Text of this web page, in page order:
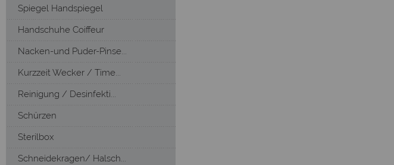
Spiegel Handspiegel
Handschuhe Coiffeur
Nacken-und Puder-Pinse...
Kurzzeit Wecker / Time...
Reinigung / Desinfekti...
Schürzen
Sterilbox
Schneidekragen/ Halsch...